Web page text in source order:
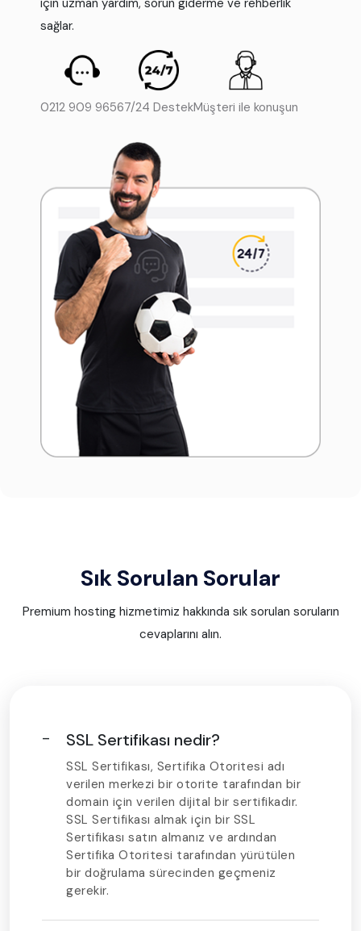
sağlar.
0212 909 96567/24 DestekMüşteri ile konuşun
Sık Sorulan Sorular
Premium hosting hizmetimiz hakkında sık sorulan soruların
cevaplarını alın.
SSL Sertifikası nedir?
SSL Sertifikası, Sertifika Otoritesi adı
verilen merkezi bir otorite tarafından bir
domain için verilen dijital bir sertifikadır.
SSL Sertifikası almak için bir SSL
Sertifikası satın almanız ve ardından
Sertifika Otoritesi tarafından yürütülen
bir doğrulama sürecinden geçmeniz
gerekir.